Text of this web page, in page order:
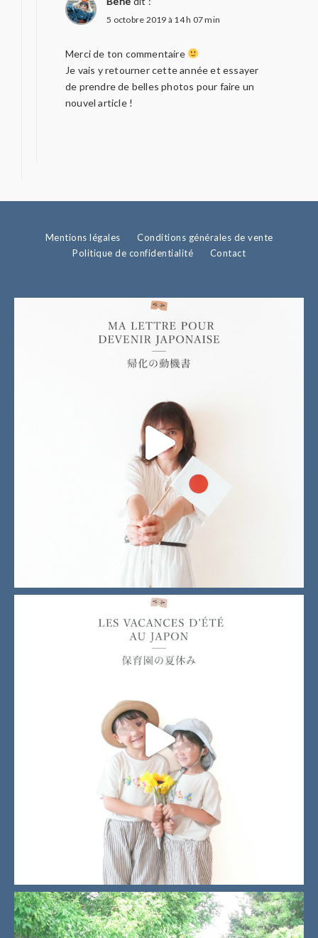
5 octobre 2019 à 14 h 07 min
Merci de ton commentaire
Je vais y retourner cette année et essayer
de prendre de belles photos pour faire un
nouvel article !
Mentions légales
Conditions générales de vente
Politique de confidentialité
Contact